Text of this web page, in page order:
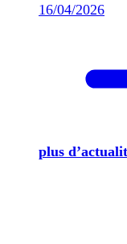
16/04/2026
plus